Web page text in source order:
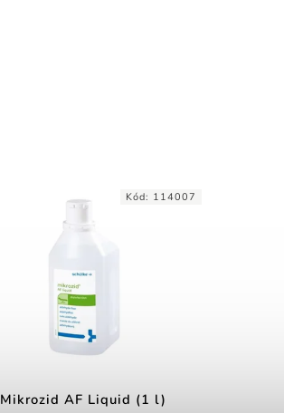
Mikrozid AF Liquid (1 l)
Kód: 114007